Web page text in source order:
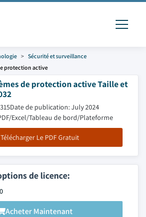
Sécurité et surveillance
protection active
de protection active Taille et
Date de publication: July 2024
Excel/Tableau de bord/Plateforme
Télécharger Le PDF Gratuit
de licence:
Acheter Maintenant